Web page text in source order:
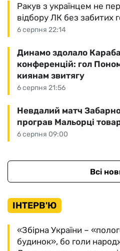
6 серпня 22:14
Ракув з українцем не
відбору ЛК без забитих
6 серпня 21:56
Динамо здолало
конференцій: гол
киянам звитягу
6 серпня 09:00
Невдалий матч
програв Мальорці
Всі
ІНТЕРВ'Ю
«Збірна України –
будинок», бо голи